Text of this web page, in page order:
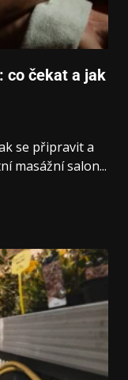
co čekat a jak
se připravit a
masážní salon...